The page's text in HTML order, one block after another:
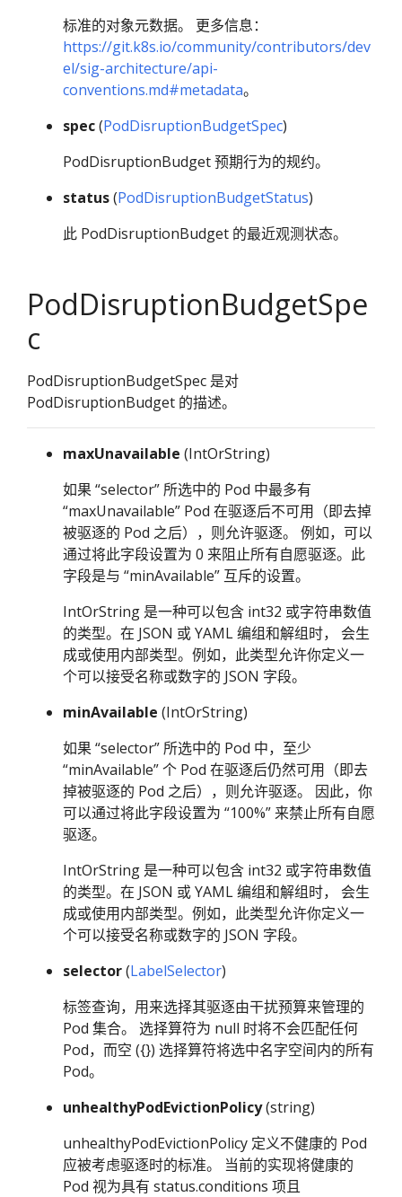
标准的对象元数据。 更多信息：
https://git.k8s.io/community/contributors/dev
el/sig-architecture/api-
conventions.md#metadata。
spec(PodDisruptionBudgetSpec)
PodDisruptionBudget 预期行为的规约。
status(PodDisruptionBudgetStatus)
此 PodDisruptionBudget 的最近观测状态。
PodDisruptionBudgetSpe
c
PodDisruptionBudgetSpec 是对
PodDisruptionBudget 的描述。
maxUnavailable (IntOrString)
如果 “selector” 所选中的 Pod 中最多有
“maxUnavailable” Pod 在驱逐后不可用（即去掉
被驱逐的 Pod 之后），则允许驱逐。 例如，可以
通过将此字段设置为 0 来阻止所有自愿驱逐。此
字段是与 “minAvailable” 互斥的设置。
IntOrString 是一种可以包含 int32 或字符串数值
的类型。在 JSON 或 YAML 编组和解组时， 会生
成或使用内部类型。例如，此类型允许你定义一
个可以接受名称或数字的 JSON 字段。
minAvailable (IntOrString)
如果 “selector” 所选中的 Pod 中，至少
“minAvailable” 个 Pod 在驱逐后仍然可用（即去
掉被驱逐的 Pod 之后），则允许驱逐。 因此，你
可以通过将此字段设置为 “100%” 来禁止所有自愿
驱逐。
IntOrString 是一种可以包含 int32 或字符串数值
的类型。在 JSON 或 YAML 编组和解组时， 会生
成或使用内部类型。例如，此类型允许你定义一
个可以接受名称或数字的 JSON 字段。
selector(LabelSelector)
标签查询，用来选择其驱逐由干扰预算来管理的
Pod 集合。 选择算符为 null 时将不会匹配任何
Pod，而空 ({}) 选择算符将选中名字空间内的所有
Pod。
unhealthyPodEvictionPolicy(string)
unhealthyPodEvictionPolicy 定义不健康的 Pod
应被考虑驱逐时的标准。 当前的实现将健康的
Pod 视为具有 status.conditions 项且